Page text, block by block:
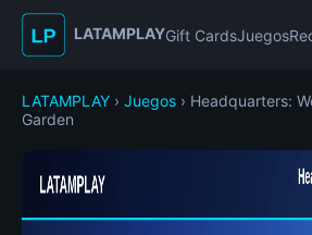
LATAMPLAYGift CardsJuegos
LATAMPLAY › Juegos › Headquarters:
Garden